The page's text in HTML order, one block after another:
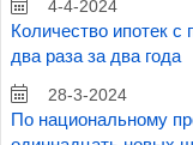
4-4-2024
Количество ипотек
два раза за два года
28-3-2024
По национальному